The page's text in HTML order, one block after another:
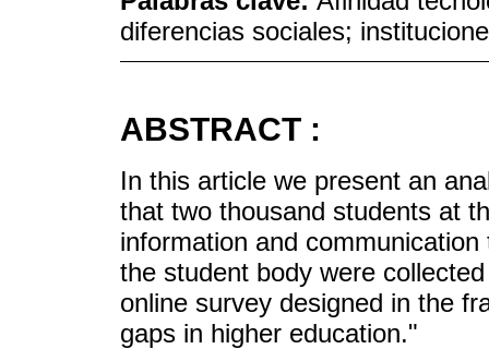
diferencias sociales;
ABSTRACT :
In this article we present an
that two thousand students at
information and
the student body were
online survey designed in the
gaps in higher education."